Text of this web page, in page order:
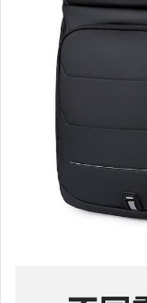
居家、家具與園藝
玩具、模型與公仔
男性精品與服飾
女裝與服飾配件
偶像、球員卡與郵幣
手錶與飾品配件